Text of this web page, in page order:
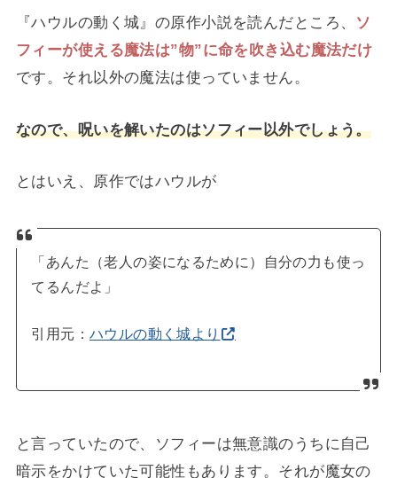
『ハウルの動く城』の原作小説を読んだところ、 ソ
フィーが使える魔法は”物”に命を吹き込む魔法だけ
です。それ以外の魔法は使っていません。
なので、呪いを解いたのはソフィー以外でしょう。
とはいえ、原作ではハウルが
「あんた（老人の姿になるために）自分の力も使っ
てるんだよ」
引用元： ハウルの動く城より
と言っていたので、ソフィーは無意識のうちに自己
暗示をかけていた可能性もあります。それが魔女の